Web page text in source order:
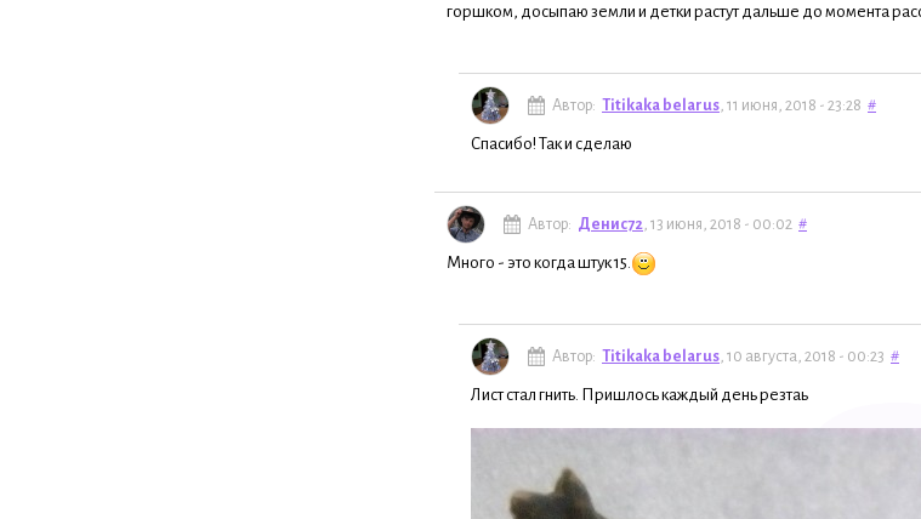
горшком, досыпаю земли и детки растут дальше до момента
Автор: Titikaka belarus , 11 июня, 2018 - 23:28 #
Спасибо! Так и сделаю
Автор: Денис72 , 13 июня, 2018 - 00:02 #
Много - это когда штук 15.
Автор: Titikaka belarus , 10 августа, 2018 - 00:23 #
Лист стал гнить. Пришлось каждый день резтаь